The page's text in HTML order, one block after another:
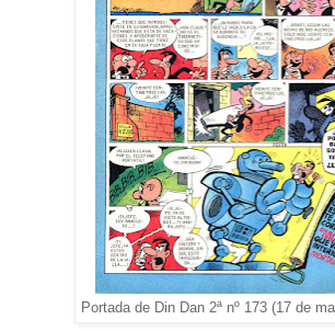
Portada de Din Dan 2ª nº 173 (17 de